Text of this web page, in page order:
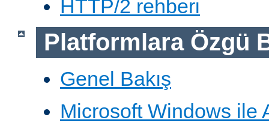
HTTP/2 rehberi
Platformlara Özgü
Genel Bakış
Microsoft Windows ile